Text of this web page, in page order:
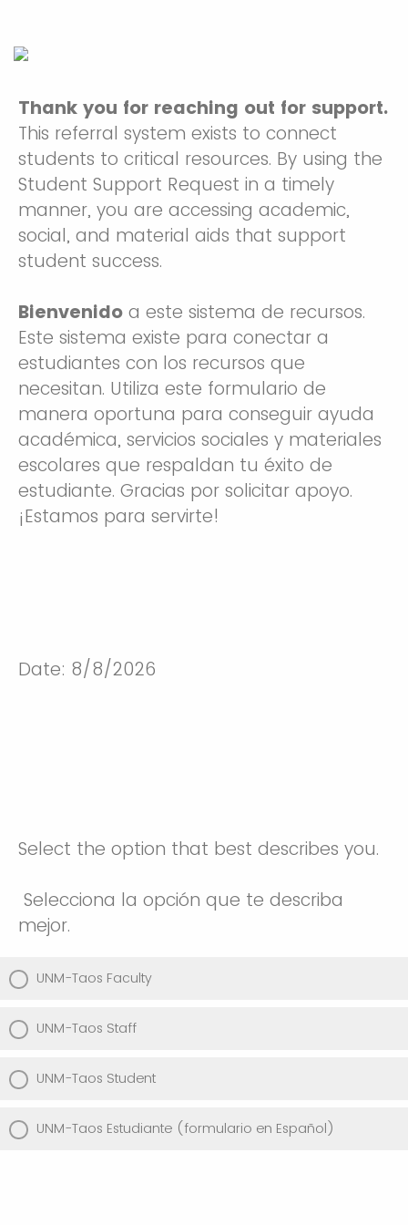
Thank you for reaching out for support.
This referral system exists to connect
students to critical resources. By using the
Student Support Request in a timely
manner, you are accessing academic,
social, and material aids that support
student success.
Bienvenido a este sistema de recursos.
Este sistema existe para conectar a
estudiantes con los recursos que
necesitan. Utiliza este formulario de
manera oportuna para conseguir ayuda
académica, servicios sociales y materiales
escolares que respaldan tu éxito de
estudiante. Gracias por solicitar apoyo.
¡Estamos para servirte!
Date: 8/8/2026
Select the option that best describes you.
Selecciona la opción que te describa
mejor.
UNM-Taos Faculty
UNM-Taos Staff
UNM-Taos Student
UNM-Taos Estudiante (formulario en Español)